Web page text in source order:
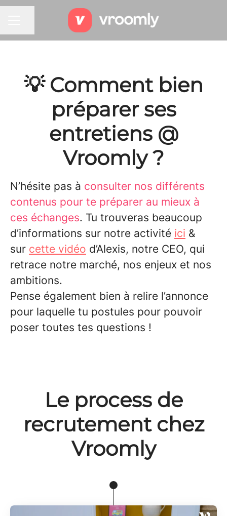
MENU CARRIÈRE
Partager la page
💡 Comment bien
préparer ses
entretiens @
Vroomly ?
N’hésite pas à consulter nos différents
contenus pour te préparer au mieux à
ces échanges. Tu trouveras beaucoup
d’informations sur notre activité ici &
sur cette vidéo d’Alexis, notre CEO, qui
retrace notre marché, nos enjeux et nos
ambitions.
Pense également bien à relire l’annonce
pour laquelle tu postules pour pouvoir
poser toutes tes questions !
Le process de
recrutement chez
Vroomly